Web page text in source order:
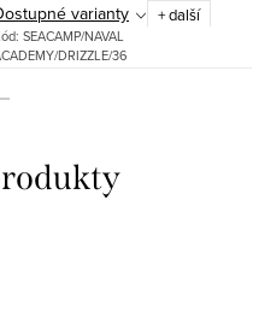
varianty + další
SEACAMP/NAVAL
DRIZZLE/36